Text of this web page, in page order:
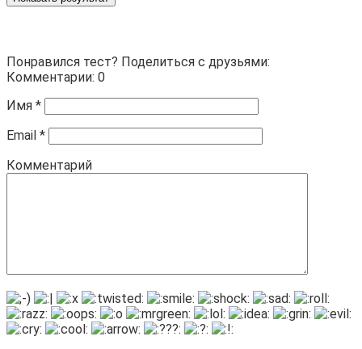
Понравился тест? Поделиться с друзьями:
Комментарии: 0
Имя *
Email *
Комментарий